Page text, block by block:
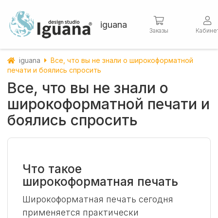
iguana
Заказы
iguana
Все, что вы не знали о широкоформатной
печати и боялись спросить
Все, что вы не знали о
широкоформатной печати и
боялись спросить
Что такое
широкоформатная печать
Широкоформатная печать сегодня
применяется практически